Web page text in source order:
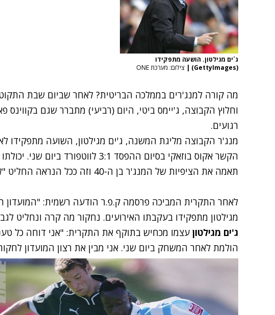
ג´ים מגילטון. הושעה מתפקידו
(GettyImages)
| צילום: מערכת ONE
מה קורה למנג'רים בממלכה הבריטית? לאחר שביום שבת
וחלוץ הקבוצה, ג'יימס ביטי, היום (רביעי) מתברר שגם בקווינס
רגועים.
מנג'ר הקבוצה מליגת המשנה, ג'ים מגילטון, השועה
הקשר אקוס בוזאקי בסיום ההפסד 3:1
תאמה את הציפיות של המנג'ר בן ה-40 וזה ככל הנראה החליט "ללמד אותו לקח".
לאחר התקרית המביכה פרסמה ק.פ.ר הודעה רשמית: "המועדון
מגילטון מתפקידו בעקבתו האירועים. נחקור מה קרה ונחליט
ג'ים מגילטון עצמו מכחיש בתוקף את התקרית: "אני דוחה כל
הולמת לאחר המשחק ביום שני. אני מבין את רצון המועדון